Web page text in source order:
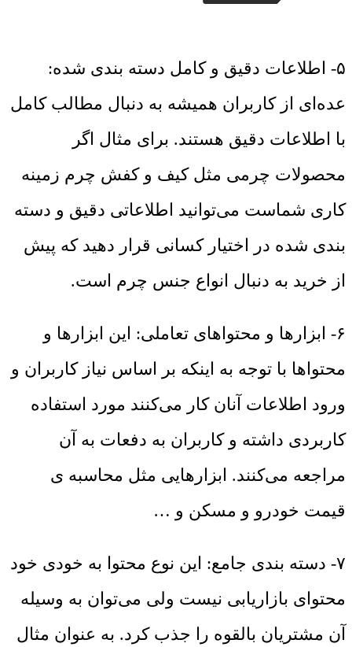
۵- اطلاعات دقیق و کامل دسته بندی شده:
عده‌ای از کاربران همیشه به دنبال مطالب کامل
با اطلاعات دقیق هستند. برای مثال اگر
محصولات چرمی مثل کیف و کفش چرم زمینه
کاری شماست می‌توانید اطلاعاتی دقیق و دسته
بندی شده در اختیار کسانی قرار دهید که پیش
از خرید به دنبال انواع جنس چرم است.
۶- ابزارها و محتواهای تعاملی: این ابزارها و
محتواها با توجه به اینکه بر اساس نیاز کاربران و
ورود اطلاعات آنان کار می‌کنند مورد استفاده
کاربردی داشته و کاربران به دفعات به آن
مراجعه می‌کنند. ابزارهایی مثل محاسبه ی
قیمت خودرو و مسکن و …
۷- دسته بندی جامع: این نوع محتوا به خودی خود
محتوای بازاریابی نیست ولی می‌توان به وسیله
آن مشتریان بالقوه را جذب کرد. به عنوان مثال